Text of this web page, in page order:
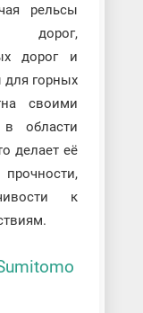
рельсы
дорог,
дорог и
горных
своими
в области
делает её
к